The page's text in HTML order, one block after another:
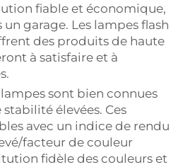
fiable et économique,
garage. Les lampes flash
des produits de haute
à satisfaire et à
lampes sont bien connues
élevées. Ces
avec un indice de rendu
facteur de couleur
fidèle des couleurs et